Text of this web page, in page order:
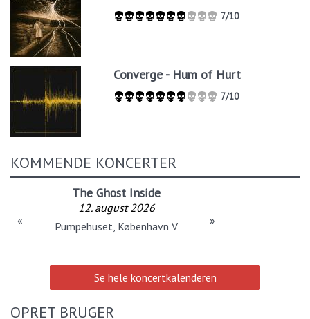
7/10
Converge - Hum of Hurt
7/10
KOMMENDE KONCERTER
The Ghost Inside
12. august 2026
Pumpehuset, København V
« »
Se hele koncertkalenderen
OPRET BRUGER